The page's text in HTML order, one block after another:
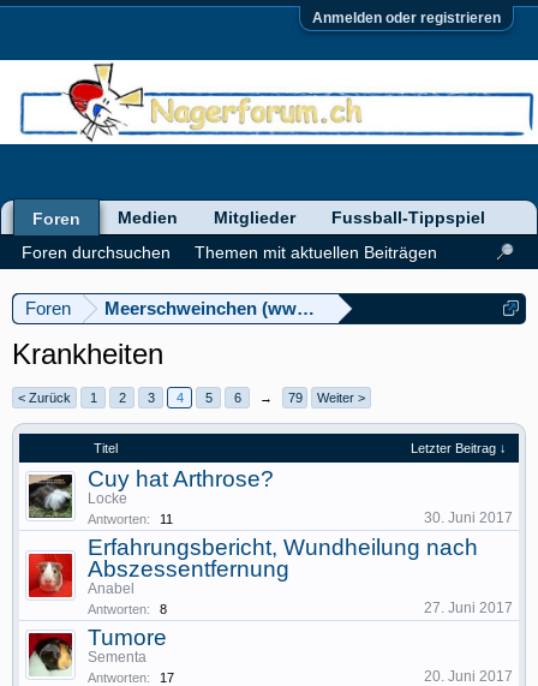
Anmelden oder registrieren
Foren Meerschweinchen (www.meerschweinforum.ch)
Krankheiten
< Zurück 1 2 3 4 5 6 → 79 Weiter >
Titel Letzter Beitrag ↓
Cuy hat Arthrose?
Locke
Antworten: 11 30. Juni 2017
Erfahrungsbericht, Wundheilung nach
Abszessentfernung
Anabel
Antworten: 8 27. Juni 2017
Tumore
Sementa
Antworten: 17 20. Juni 2017
Foren
Foren durchsuchen
Themen mit aktuellen Beiträgen
Medien Mitglieder Fussball-Tippspiel